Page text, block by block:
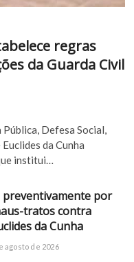
regras
da Guarda Civil
Defesa Social,
da Cunha
institui…
preventivamente por
tratos contra
da Cunha
agosto de 2026